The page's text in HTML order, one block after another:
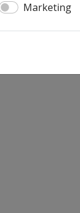
Marketing